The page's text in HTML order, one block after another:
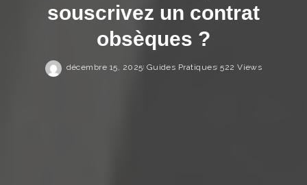
souscrivez un contrat
obsèques ?
décembre 15, 2025 Guides Pratiques 522 Views